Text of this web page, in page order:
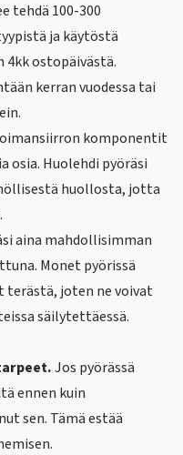
tehdä 100-300
ja käytöstä
4kk ostopäivästä.
kerran vuodessa tai
komponentit
osia. Huolehdi pyöräsi
huollosta, jotta
aina mahdollisimman
Monet pyörissä
joten ne voivat
säilytettäessä.
Jos pyörässä
ennen kuin
sen. Tämä estää